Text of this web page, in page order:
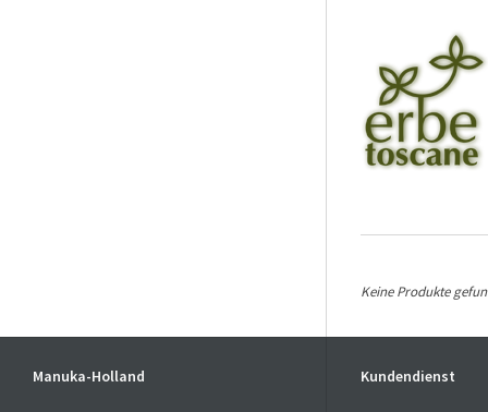
Keine Produkte
Manuka-Holland Kundendienst